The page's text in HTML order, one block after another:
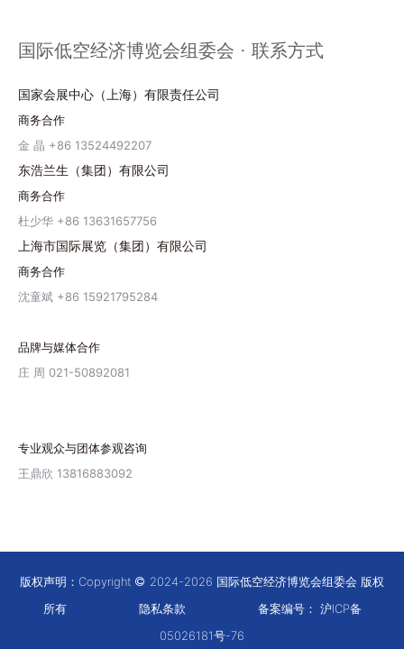
国际低空经济博览会组委会 · 联系方式
国家会展中心（上海）有限责任公司
商务合作
金 晶 +86 13524492207
东浩兰生（集团）有限公司
商务合作
杜少华 +86 13631657756
上海市国际展览（集团）有限公司
商务合作
沈童斌 +86 15921795284
品牌与媒体合作
庄 周 021-50892081
专业观众与团体参观咨询
王鼎欣 13816883092
版权声明：Copyright
2024-2026 国际低空经济博览会组委会 版权
所有
隐私条款 备案编号： 沪ICP备
05026181号-76